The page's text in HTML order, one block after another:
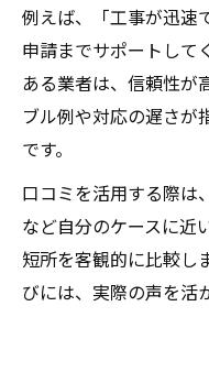
例えば、「工事が迅速
申請までサポートして
ある業者は、信頼性が
ブル例や対応の遅さが
です。
口コミを活用する際は
など自分のケースに近
短所を客観的に比較し
びには、実際の声を活